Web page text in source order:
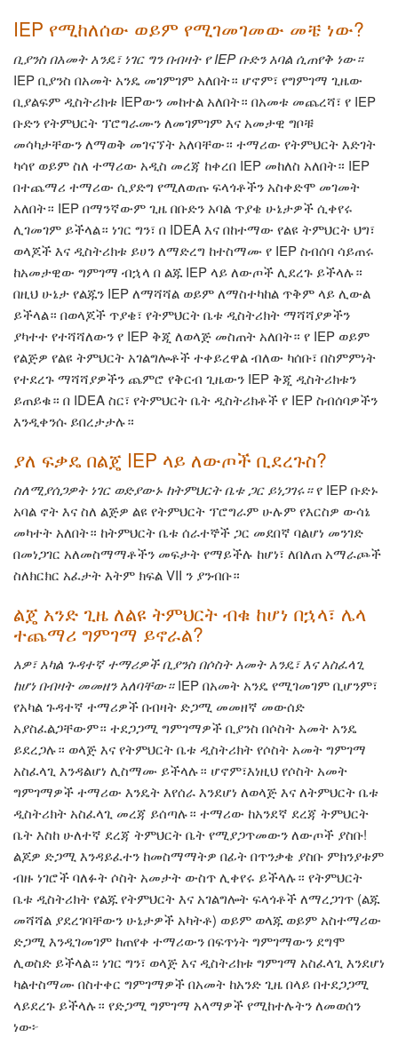
IEP የሚከለሰው ወይም የሚገመገመው መቼ ነው?
ቢያንስ በአመት አንዴ፣ ነገር ግን በብዛት የ IEP ቡድን አባል ሲጠየቅ ነው።
IEP ቢያንስ በአመት አንዴ መገምገም አለበት። ሆኖም፣ የግምገማ ጊዜው
ቢያልፍም ዲስትሪክቱ IEPውን መከተል አለበት። በአመቱ መጨረሻ፣ የ IEP
ቡድን የትምህርት ፕሮግራሙን ለመገምገም እና አመታዊ ግቦቹ
መሳካታቸውን ለማወቅ መገናኘት አለባቸው። ተማሪው የትምህርት እድገት
ካሳየ ወይም ስለ ተማሪው አዲስ መረጃ ከቀረበ IEP መከለስ አለበት። IEP
በተጨማሪ ተማሪው ሲያድግ የሚለወጡ ፍላጎቶችን አስቀድሞ መገመት
አለበት። IEP በማንኛውም ጊዜ በቡድን አባል ጥያቄ ሁኔታዎች ሲቀየሩ
ሊገመገም ይችላል። ነገር ግን፣ በ IDEA እና በከተማው የልዩ ትምህርት ህግ፣
ወላጆች እና ዲስትሪክቱ ይሀን ለማድረግ ከተስማሙ የ IEP ስብሰባ ሳይጠሩ
ከአመታዊው ግምገማ ብኋላ በ ልጁ IEP ላይ ለውጦች ሊደረጉ ይችላሉ።
በዚህ ሁኔታ የልጁን IEP ለማሻሻል ወይም ለማስተካከል ጥቅም ላይ ሊውል
ይችላል። በወላጆች ጥያቄ፣ የትምህርት ቤቱ ዲስትሪክት ማሻሻያዎችን
ያካተተ የተሻሻለውን የ IEP ቅጂ ለወላጅ መስጠት አለበት። የ IEP ወይም
የልጅዎ የልዩ ትምህርት አገልግሎቶች ተቀይረዋል ብለው ካሰቡ፣ በስምምነት
የተደረጉ ማሻሻያዎችን ጨምሮ የቅርብ ጊዜውን IEP ቅጂ ዲስትሪክቱን
ይጠይቁ። በ IDEA ስር፣ የትምህርት ቤት ዲስትሪክቶች የ IEP ስብሰባዎችን
እንዲቀንሱ ይበረታታሉ።
ያለ ፍቃዴ በልጄ IEP ላይ ለውጦች ቢደረጉስ?
ስለሚያሰጋዎት ነገር ወድያውኑ ከትምህርት ቤቱ ጋር ይነጋገሩ።የ IEP ቡድኑ
አባል ኖት እና ስለ ልጅዎ ልዩ የትምህርት ፕሮግራም ሁሉም የእርስዎ ውሳኔ
መካተት አለበት። ከትምህርት ቤቱ ሰራተኞች ጋር መደበኛ ባልሆነ መንገድ
በመነጋገር አለመስማማቶችን መፍታት የማይችሉ ከሆነ፣ ለበለጠ አማራጮች
ስለክርክር አፈታት እትም ክፍል VII ን ያንብቡ።
ልጄ አንድ ጊዜ ለልዩ ትምህርት ብቁ ከሆነ በኋላ፣ ሌላ
ተጨማሪ ግምገማ ይኖራል?
አዎ፣ አካል ጉዳተኛ ተማሪዎች ቢያንስ በሶስት አመት አንዴ፣ እና አስፈላጊ
ከሆነ በብዛት መመዘን አለባቸው።IEP በአመት አንዴ የሚገመገም ቢሆንም፣
የአካል ጉዳተኛ ተማሪዎች በብዛት ድጋሚ መመዘኛ መውሰድ
አያስፈልጋቸውም። ተደጋጋሚ ግምገማዎች ቢያንስ በሶስት አመት አንዴ
ይደረጋሉ። ወላጅ እና የትምህርት ቤቱ ዲስትሪክት የሶስት አመት ግምገማ
አስፈላጊ እንዳልሆነ ሊስማሙ ይችላሉ። ሆኖም፣እነዚህ የሶስት አመት
ግምገማዎች ተማሪው እንዴት እየሰራ እንደሆነ ለወላጅ እና ለትምህርት ቤቱ
ዲስትሪክት አስፈላጊ መረጃ ይሰጣሉ። ተማሪው ከአንደኛ ደረጃ ትምህርት
ቤት እስከ ሁለተኛ ደረጃ ትምህርት ቤት የሚያጋጥመውን ለውጦች ያስቡ!
ልጆዎ ድጋሚ እንዳይፈተን ከመስማማትዎ በፊት በጥንቃቄ ያስቡ ምክንያቱም
ብዙ ነገሮች ባለፉት ሶስት አመታት ውስጥ ሊቀየሩ ይችላሉ። የትምህርት
ቤቱ ዲስትሪክት የልጁ የትምህርት እና አገልግሎት ፍላጎቶች ለማረጋገጥ (ልጁ
መሻሻል ያደረገባቸውን ሁኔታዎች አካትቶ) ወይም ወላጁ ወይም አስተማሪው
ድጋሚ እንዲገመገም ከጠየቀ ተማሪውን በፍጥነት ግምገማውን ደግሞ
ሊወስድ ይችላል። ነገር ግን፣ ወላጅ እና ዲስትሪክቱ ግምገማ አስፈላጊ እንደሆነ
ካልተስማሙ በስተቀር ግምገማዎች በአመት ከአንድ ጊዜ በላይ በተደጋጋሚ
ላይደረጉ ይችላሉ። የድጋሚ ግምገማ አላማዎች የሚከተሉትን ለመወሰን
ነው፦